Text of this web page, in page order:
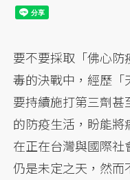
要不要採取「佛心
毒的決戰中，經歷
要持續施打第三劑
的防疫生活，盼能
在正在台灣與國際
仍是未定之天，然